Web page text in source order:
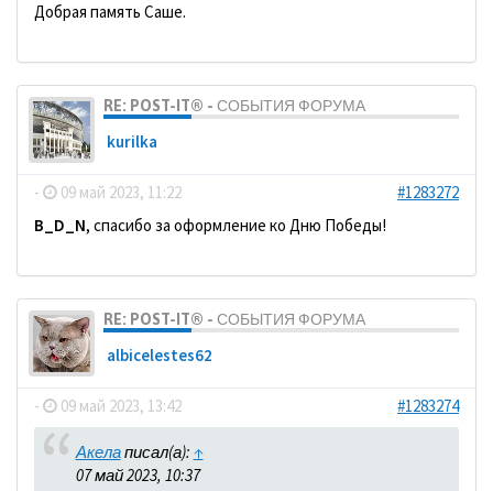
Добрая память Саше.
RE: POST-IT® - СОБЫТИЯ ФОРУМА
kurilka
- 09 май 2023, 11:22
#1283272
B_D_N, спасибо за оформление ко Дню Победы!
RE: POST-IT® - СОБЫТИЯ ФОРУМА
albicelestes62
- 09 май 2023, 13:42 #1283274
Акелаписал(а): ↑
07 май 2023, 10:37